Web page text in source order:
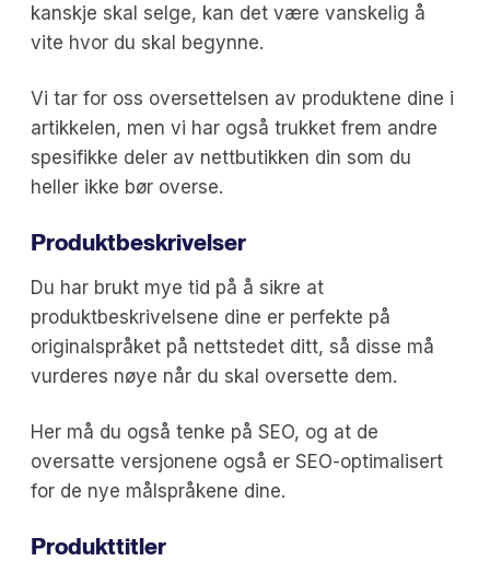
kanskje skal selge, kan det være vanskelig å
vite hvor du skal begynne.
Vi tar for oss oversettelsen av produktene dine i
artikkelen, men vi har også trukket frem andre
spesifikke deler av nettbutikken din som du
heller ikke bør overse.
Produktbeskrivelser
Du har brukt mye tid på å sikre at
produktbeskrivelsene dine er perfekte på
originalspråket på nettstedet ditt, så disse må
vurderes nøye når du skal oversette dem.
Her må du også tenke på SEO, og at de
oversatte versjonene også er SEO-optimalisert
for de nye målspråkene dine.
Produkttitler